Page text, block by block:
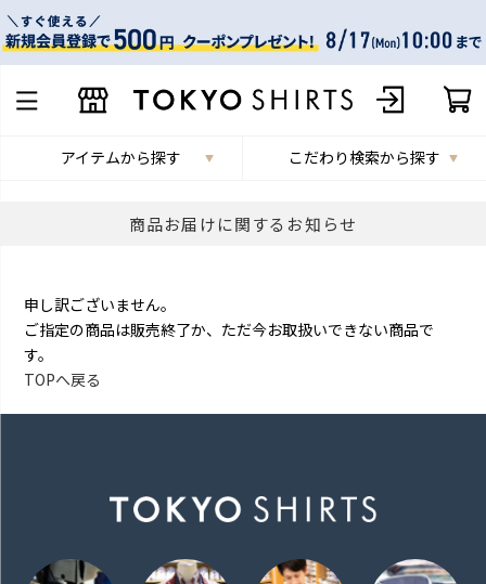
アイテムから探す こだわり検索から探す
商品お届けに関するお知らせ
申し訳ございません。
ご指定の商品は販売終了か、ただ今お取扱いできない商品で
す。
TOPへ戻る